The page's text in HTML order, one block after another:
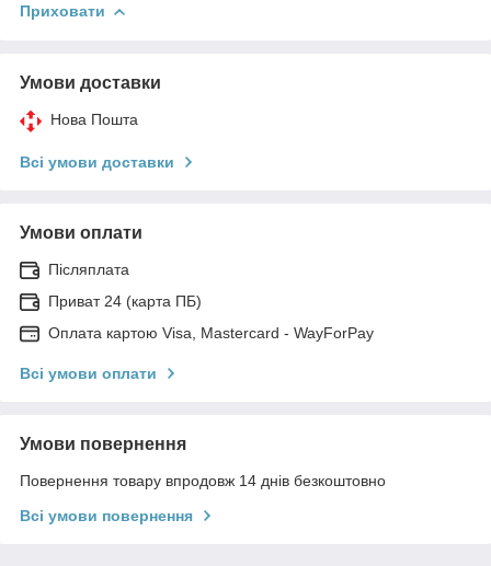
Приховати
Умови доставки
Нова Пошта
Всі умови доставки
Умови оплати
Післяплата
Приват 24 (карта ПБ)
Оплата картою Visa, Mastercard - WayForPay
Всі умови оплати
Умови повернення
Повернення товару впродовж 14 днів безкоштовно
Всі умови повернення